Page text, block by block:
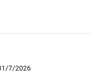
7/2026